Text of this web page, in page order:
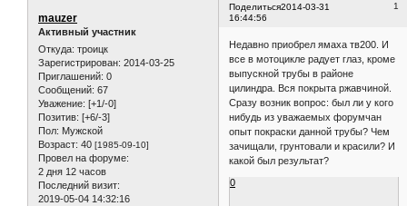
Поделиться 1
2014-03-31
16:44:56
mauzer
Активный участник
Откуда: троицк
Зарегистрирован: 2014-03-25
Приглашений: 0
Сообщений: 67
Уважение: [+1/-0]
Позитив: [+6/-3]
Пол: Мужской
Возраст: 40 [1985-09-10]
Провел на форуме:
2 дня 12 часов
Последний визит:
2019-05-04 14:32:16
Недавно приобрел ямаха тв200. И
все в мотоцикле радует глаз, кроме
выпускной трубы в районе
цилиндра. Вся покрыта ржавчиной.
Сразу возник вопрос: был ли у кого
нибудь из уважаемых форумчан
опыт покраски данной трубы? Чем
зачищали, грунтовали и красили? И
какой был результат?
0